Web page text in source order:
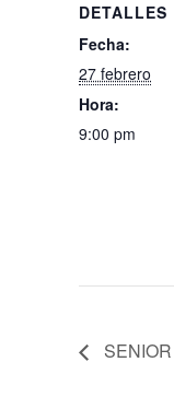
DETALLES
Fecha:
27 febrero
Hora:
9:00 pm